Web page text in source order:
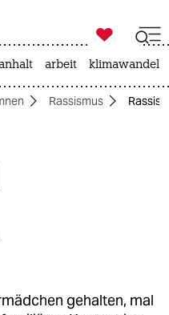

taz zahl ich
arbeit klimawandel
Rassismus
gehalten, mal